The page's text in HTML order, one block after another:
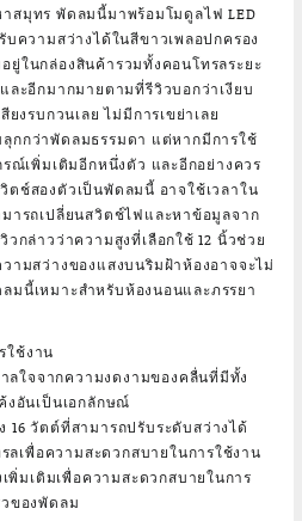
สมุทร พัดลมนี้มาพร้อมโมดูลไฟ LED
ความสว่างได้ในสีขาวเพลอปกครอง
ยู่ในกล่องสินค้ารวมทั้งคอนโทรลระยะ
ละอีกมากมายตามที่รีวิวบอกว่าเงียบ
ยงรบกวนเลย ไม่มีการเขย่าเลย
กกว่าพัดลมธรรมดา แต่หากมีการใช้
ณ์เพิ่มเติมอีกหนึ่งตัว และอีกอย่างควร
ตช์สองตัวเป็นพัดลมนี้ อาจใช้เวลาใน
ารถเปลี่ยนสวิตช์ไฟและหาข้อมูลจาก
วกล่าวว่าความสูงที่เลือกใช้ 12 นิ้วช่วย
ามสว่างของแสงบนริมฝ้าห้องอาจจะไม่
นี้เหมาะสำหรับห้องนอนและภรรยา
ใช้งาน
ลใจจากความงดงามของคลื่นที่มีทั้ง
งอันเป็นเอกลักษณ์
16 วัตต์ที่สามารถปรับระดับสว่างได้
ลเพื่อความสะดวกสบายในการใช้งาน
พิ่มเติมเพื่อความสะดวกสบายในการ
ของพัดลม